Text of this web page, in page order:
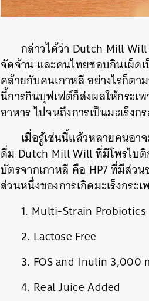
กล่าวได้ว่า Dutch Mill
จัดจ้าน และคนไทยชอบกินเผ็ด
คล้ายกับคนเกาหลี อย่างไรก็ตา
นี้การกินบุฟเฟต์ก็ส่งผลให้กระเ
อาหาร ไปจนถึงการเป็นมะเร็งก
เมื่อรู้เช่นนี้แล้วหลายคนอา
ดื่ม Dutch Mill Will ที่มีโพรไบ
บัตรจากเกาหลี คือ HP7 ที่มีส่ว
ส่วนหนึ่งของการเกิดมะเร็งกร
1. Multi-Strain Probiotics
2. Lactose Free
3. FOS and Inulin 3,000
4. Real Juice Added
ค้นหา